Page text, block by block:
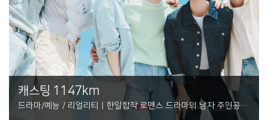
캐스팅 1147km
드라마/예능 / 리얼리티 | 한일합작 로맨스 드라마의 남자 주인공